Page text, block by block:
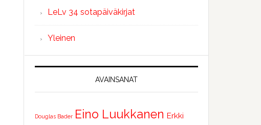
LeLv 34 sotapäiväkirjat
Yleinen
AVAINSANAT
Douglas Bader Eino Luukkanen Erkki